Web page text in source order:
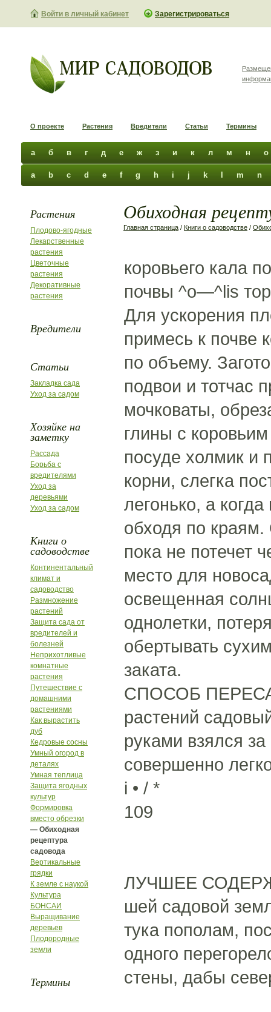
Войти в личный кабинет Зарегистрироваться
О проекте Растения Вредители Статьи Термины
а б в г д е ж з и к л м н о
a b c d e f g h i j k m n
Растения
Плодово-ягодные
Лекарственные
растения
Цветочные
растения
Декоративные
растения
Вредители
Статьи
Закладка сада
Уход за садом
Хозяйке на
заметку
Рассада
Борьба с
вредителями
Уход за
деревьями
Уход за садом
Книги о
садоводстве
Континентальный
климат и
садоводство
Размножение
растений
Защита сада от
вредителей и
болезней
Неприхотливые
комнатные
растения
Путешествие с
домашними
растениями
Как вырастить
дуб
Кедровые сосны
Умный огород в
деталях
Умная теплица
Защита ягодных
культур
Формировка
вместо обрезки
— Обиходная
рецептура
садовода
Вертикальные
грядки
К земле с наукой
Культура
БОНСАИ
Выращивание
деревьев
Плодородные
земли
Термины
Обиходная
Главная страница / Книги о садоводстве /
коровьего кала
почвы ^о—^lis
Для ускорения
примесь к почве
по объему.
подвои и тотчас
мочковаты,
глины с
посуде холмик и
корни, слегка
легонько, а
обходя по
пока не потечет
место для
освещенная
однолетки,
обертывать
заката.
СПОСОБ
растений
руками взялся
совершенно
i • / *
109
ЛУЧШЕЕ
шей садовой
тука пополам,
одного
стены, дабы